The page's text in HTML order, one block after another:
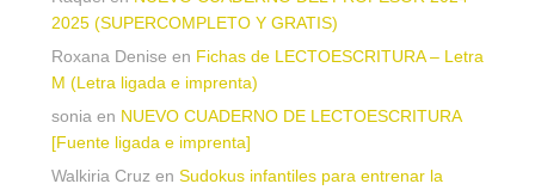
2025 (SUPERCOMPLETO Y GRATIS)
Roxana Denise en Fichas de LECTOESCRITURA – Letra
M (Letra ligada e imprenta)
sonia en NUEVO CUADERNO DE LECTOESCRITURA
[Fuente ligada e imprenta]
Walkiria Cruz en Sudokus infantiles para entrenar la